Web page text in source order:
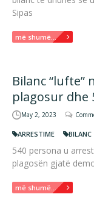
Sipas
më shumë...
Bilanc “lufte”
plagosur dhe
May 2, 2023
ARRESTIME BILANC
540 persona u
plagosën gjatë
më shumë...